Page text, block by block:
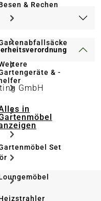
& Rechen
& -
helfer
in
Set
GmbH